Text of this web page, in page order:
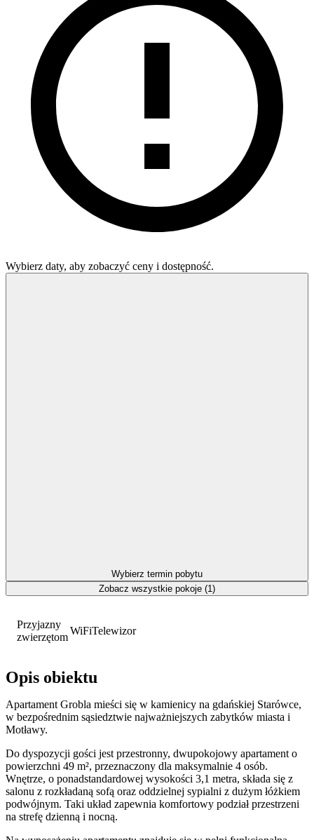
Przyjazny
zwierzętom
WiFiTelewizor
Opis obiektu
Apartament Grobla mieści się w kamienicy na gdańskiej Starówce,
w bezpośrednim sąsiedztwie najważniejszych zabytków miasta i
Motławy.
Do dyspozycji gości jest przestronny, dwupokojowy apartament o
powierzchni 49 m², przeznaczony dla maksymalnie 4 osób.
Wnętrze, o ponadstandardowej wysokości 3,1 metra, składa się z
salonu z rozkładaną sofą oraz oddzielnej sypialni z dużym łóżkiem
podwójnym. Taki układ zapewnia komfortowy podział przestrzeni
na strefę dzienną i nocną.
Wybierz daty, aby zobaczyć ceny i dostępność.
Wybierz termin pobytu
Zobacz wszystkie pokoje (1)